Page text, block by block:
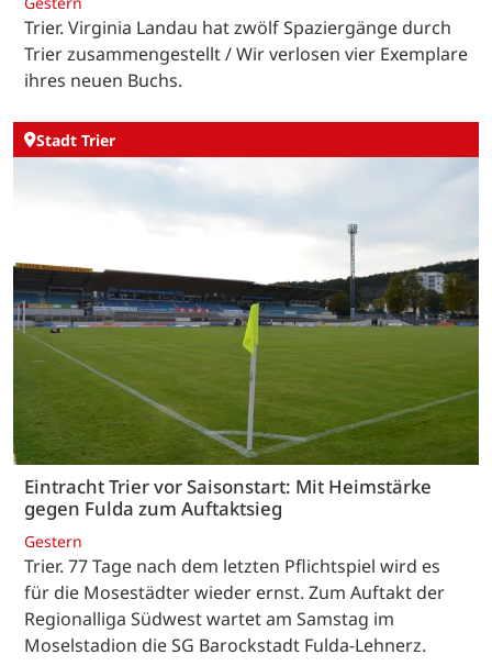
Trier. Virginia Landau hat zwölf Spaziergänge durch
Trier zusammengestellt / Wir verlosen vier Exemplare
ihres neuen Buchs.
Stadt Trier
Eintracht Trier vor Saisonstart: Mit Heimstärke
gegen Fulda zum Auftaktsieg
Gestern
Trier. 77 Tage nach dem letzten Pflichtspiel wird es
für die Mosestädter wieder ernst. Zum Auftakt der
Regionalliga Südwest wartet am Samstag im
Moselstadion die SG Barockstadt Fulda-Lehnerz.